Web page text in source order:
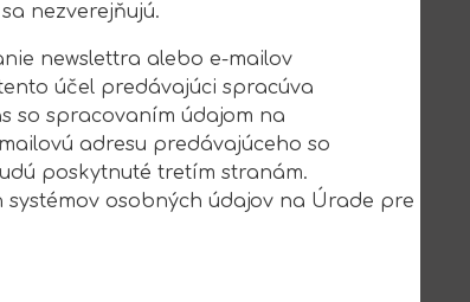
nezverejňujú.
newslettra alebo e-mailov
účel predávajúci spracúva
so spracovaním údajom na
adresu predávajúceho so
poskytnuté tretím stranám.
osobných údajov na Úrade pre